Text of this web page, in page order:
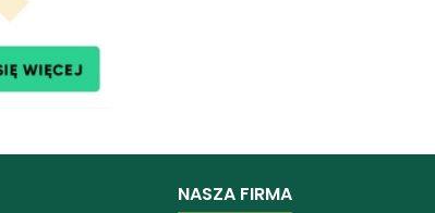
NASZA FIRMA